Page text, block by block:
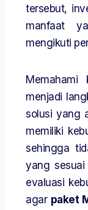
tersebut,
manfaat
mengikuti
Memahami
menjadi
solusi yang
memiliki
sehingga
yang
evaluasi
agar paket